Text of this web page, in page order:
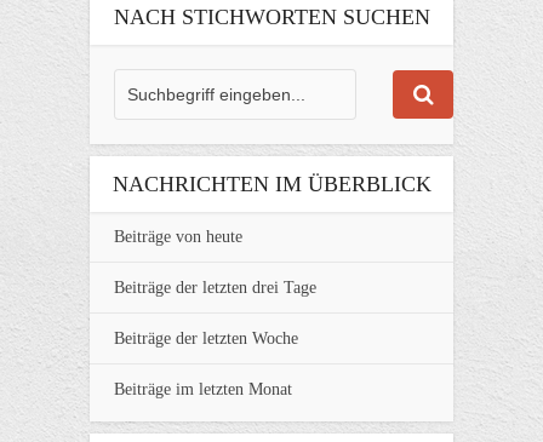
NACH STICHWORTEN SUCHEN
NACHRICHTEN IM ÜBERBLICK
Beiträge von heute
Beiträge der letzten drei Tage
Beiträge der letzten Woche
Beiträge im letzten Monat